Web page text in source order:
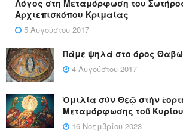
Λόγος στη Μεταμόρφωση του
Αρχιεπισκόπου Κριμαίας
5 Αυγούστου 2017
Πάμε ψηλά στο όρος
4 Αυγούστου 2017
Ὁμιλία σὺν Θεῷ στὴν
Μεταμόρφωσης τοῦ Κυρίου
16 Νοεμβρίου 2023